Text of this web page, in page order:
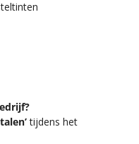
tijdens het